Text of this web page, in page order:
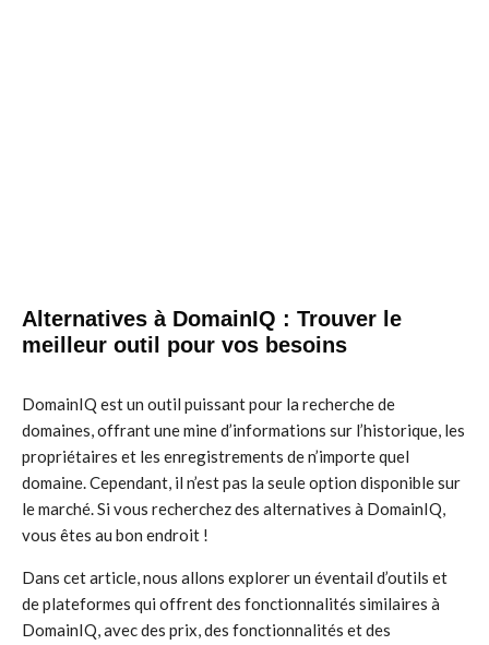
Alternatives à DomainIQ : Trouver le
meilleur outil pour vos besoins
DomainIQ est un outil puissant pour la recherche de
domaines, offrant une mine d’informations sur l’historique, les
propriétaires et les enregistrements de n’importe quel
domaine. Cependant, il n’est pas la seule option disponible sur
le marché. Si vous recherchez des alternatives à DomainIQ,
vous êtes au bon endroit !
Dans cet article, nous allons explorer un éventail d’outils et
de plateformes qui offrent des fonctionnalités similaires à
DomainIQ, avec des prix, des fonctionnalités et des